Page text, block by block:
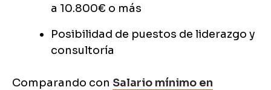
a 10.800€ o más
Posibilidad de puestos de liderazgo y
consultoría
Comparando con Salario mínimo en